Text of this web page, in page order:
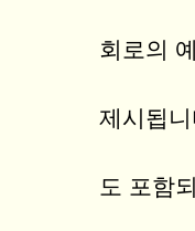
회로의
제시됩
도 포함